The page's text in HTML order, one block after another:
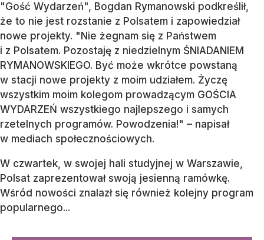
"Gość Wydarzeń", Bogdan Rymanowski podkreślił,
że to nie jest rozstanie z Polsatem i zapowiedział
nowe projekty. "Nie żegnam się z Państwem
i z Polsatem. Pozostaję z niedzielnym ŚNIADANIEM
RYMANOWSKIEGO. Być może wkrótce powstaną
w stacji nowe projekty z moim udziałem. Życzę
wszystkim moim kolegom prowadzącym GOŚCIA
WYDARZEŃ wszystkiego najlepszego i samych
rzetelnych programów. Powodzenia!" – napisał
w mediach społecznościowych.
W czwartek, w swojej hali studyjnej w Warszawie,
Polsat zaprezentował swoją jesienną ramówkę.
Wśród nowości znalazł się również kolejny program
popularnego...